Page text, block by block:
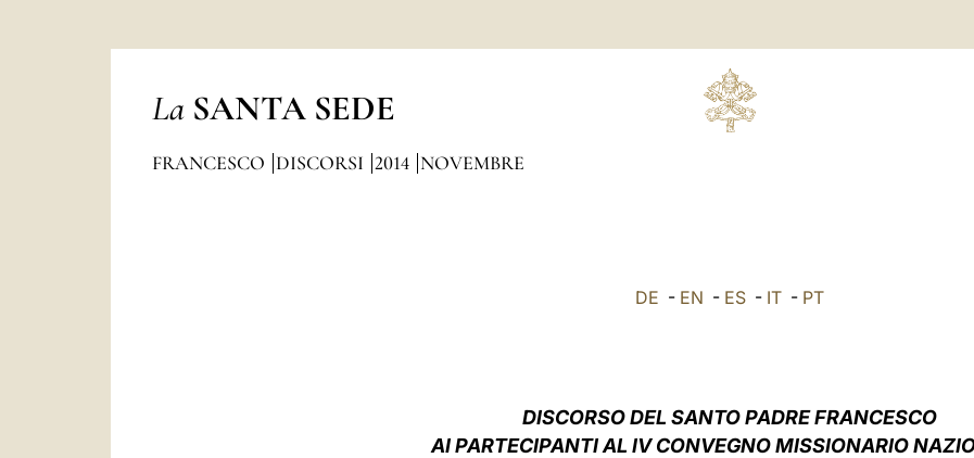
La SANTA SEDE
FRANCESCO DISCORSI 2014 NOVEMBRE
DE - EN - ES - IT - PT
DISCORSO DEL SANTO PADRE FRANCESCO
AI PARTECIPANTI AL IV CONVEGNO MISSIONARIO